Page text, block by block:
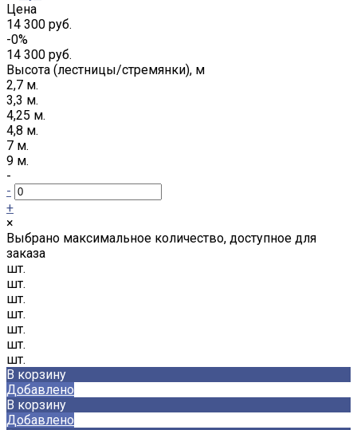
Цена
14 300 руб.
-0%
14 300 руб.
Высота (лестницы/стремянки), м
2,7 м.
3,3 м.
4,25 м.
4,8 м.
7 м.
9 м.
-
-
+
×
Выбрано максимальное количество, доступное для
заказа
шт.
шт.
шт.
шт.
шт.
шт.
шт.
В корзину
Добавлено
В корзину
Добавлено